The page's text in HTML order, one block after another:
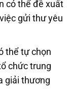
có thể đề xuất
gửi thư yêu
thể tự chọn
chức trung
giải thương